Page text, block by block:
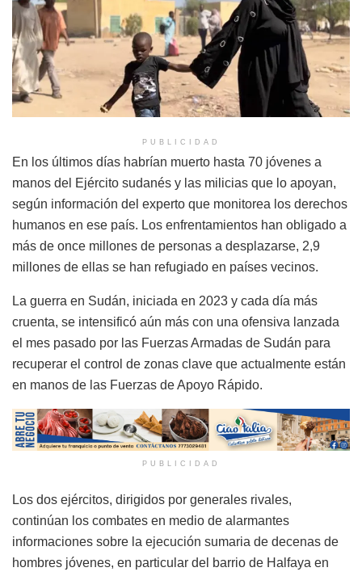
PUBLICIDAD
En los últimos días habrían muerto hasta 70 jóvenes a
manos del Ejército sudanés y las milicias que lo apoyan,
según información del experto que monitorea los derechos
humanos en ese país. Los enfrentamientos han obligado a
más de once millones de personas a desplazarse, 2,9
millones de ellas se han refugiado en países vecinos.
La guerra en Sudán, iniciada en 2023 y cada día más
cruenta, se intensificó aún más con una ofensiva lanzada
el mes pasado por las Fuerzas Armadas de Sudán para
recuperar el control de zonas clave que actualmente están
en manos de las Fuerzas de Apoyo Rápido.
PUBLICIDAD
Los dos ejércitos, dirigidos por generales rivales,
continúan los combates en medio de alarmantes
informaciones sobre la ejecución sumaria de decenas de
hombres jóvenes, en particular del barrio de Halfaya en